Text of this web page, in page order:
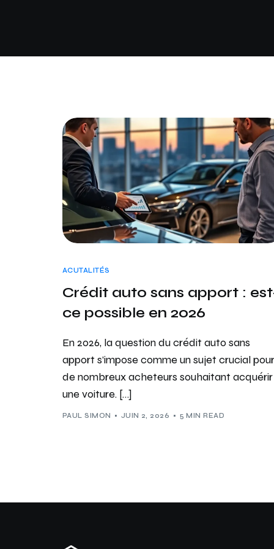
ACUTALITÉS
Crédit auto sans apport :
ce possible en 2026
En 2026, la question du crédit auto sans
apport s’impose comme un sujet crucial pour
de nombreux acheteurs souhaitant acquérir
une voiture. […]
PAUL SIMON JUIN 2, 2026 5 MIN READ